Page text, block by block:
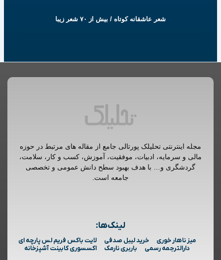
شعر عاشقانه کوتاه / بیش از ۷۰ شعر زیبا
مجله اینترنتی تحلیلک پورتالی جامع از مقاله های مرتبط در حوزه
مالی و سرمایه، ادبیات، موفقیت، آموزش، کسب و کار، سلامت،
گردشگری و… با هدف بهبود سطح دانش عمومی و تخصصی
جامعه است.
لینک‌ها:
میز ناهار خوری خرید لیبل صدفی
لایت باکس فریم لس پارچه ای
دارالترجمه رسمی
باربری نارمک اکسسوری کابینت آشپزخانه